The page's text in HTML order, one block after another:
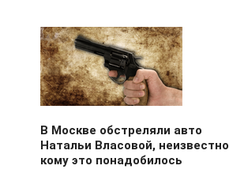
В Москве обстреляли авто
Натальи Власовой, неизвестно
кому это понадобилось